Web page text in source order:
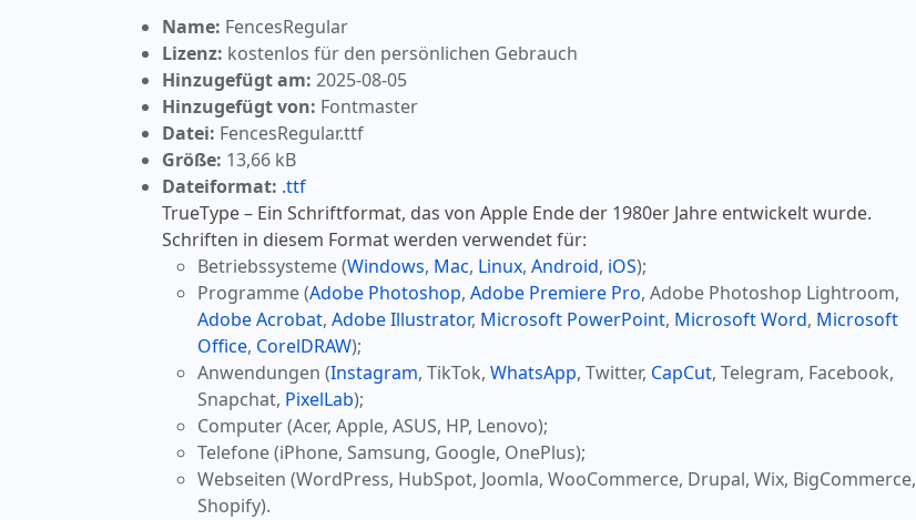
Name: FencesRegular
Lizenz: kostenlos für den persönlichen Gebrauch
Hinzugefügt am: 2025-08-05
Hinzugefügt von: Fontmaster
Datei: FencesRegular.ttf
Größe: 13,66 kB
Dateiformat: .ttf
TrueType – Ein Schriftformat, das von Apple Ende der 1980er Jahre entwickelt wurde.
Schriften in diesem Format werden verwendet für:
Betriebssysteme (Windows, Mac, Linux, Android, iOS);
Programme (Adobe Photoshop, Adobe Premiere Pro, Adobe Photoshop Lightroom,
Adobe Acrobat, Adobe Illustrator, Microsoft PowerPoint, Microsoft Word, Microsoft
Office, CorelDRAW);
Anwendungen (Instagram, TikTok, WhatsApp, Twitter, CapCut, Telegram, Facebook,
Snapchat, PixelLab);
Computer (Acer, Apple, ASUS, HP, Lenovo);
Telefone (iPhone, Samsung, Google, OnePlus);
Webseiten (WordPress, HubSpot, Joomla, WooCommerce, Drupal, Wix, BigCommerce,
Shopify).